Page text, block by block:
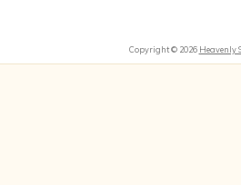
Copyright © 2026 Heavenly